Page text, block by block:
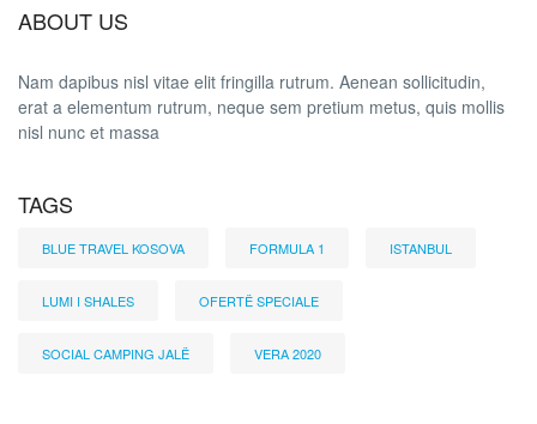
ABOUT US
Nam dapibus nisl vitae elit fringilla rutrum. Aenean sollicitudin,
erat a elementum rutrum, neque sem pretium metus, quis mollis
nisl nunc et massa
TAGS
BLUE TRAVEL KOSOVA FORMULA 1 ISTANBUL
LUMI I SHALES OFERTË SPECIALE
SOCIAL CAMPING JALË VERA 2020